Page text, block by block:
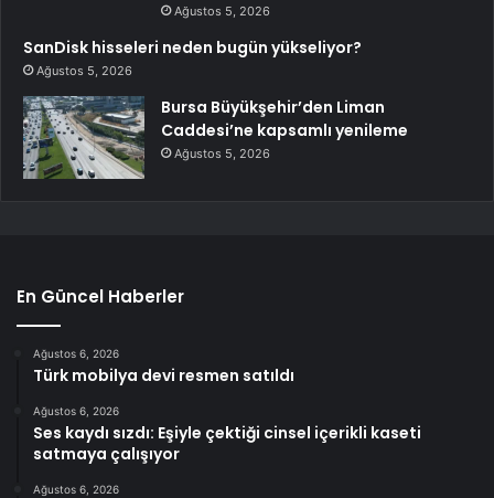
Ağustos 5, 2026
SanDisk hisseleri neden bugün yükseliyor?
Ağustos 5, 2026
Bursa Büyükşehir’den Liman
Caddesi’ne kapsamlı yenileme
Ağustos 5, 2026
En Güncel Haberler
Ağustos 6, 2026
Türk mobilya devi resmen satıldı
Ağustos 6, 2026
Ses kaydı sızdı: Eşiyle çektiği cinsel içerikli kaseti
satmaya çalışıyor
Ağustos 6, 2026